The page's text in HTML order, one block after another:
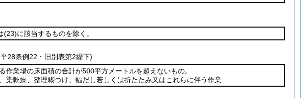
(23)に該当するものを除く。
28条例22・旧別表第2繰下)
業場の床面積の合計が500平方メートルを超えないもの。
乾燥、整理糊つけ、幅だし若しくは折たたみ又はこれらに伴う作業